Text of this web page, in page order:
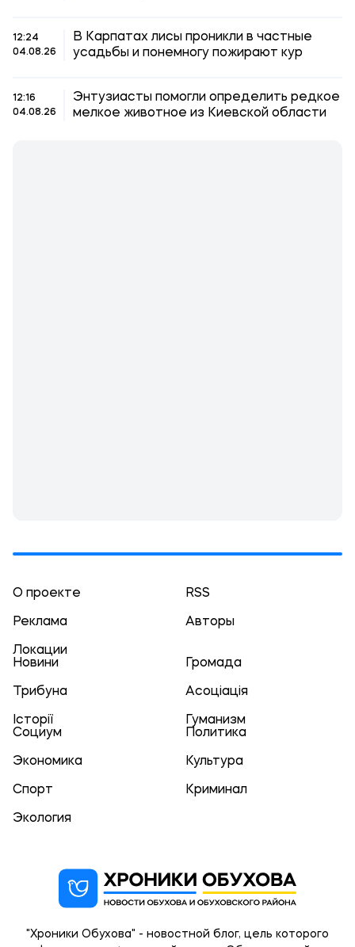
12:24
04.08.26
В Карпатах лисы проникли в частные
усадьбы и понемногу пожирают кур
12:16
04.08.26
Энтузиасты помогли определить редкое
мелкое животное из Киевской области
О проекте RSS
Реклама Авторы
Локации
Новини
Громада
Трибуна Асоціація
Історії
Гуманизм
Социум
Политика
Экономика Культура
Спорт Криминал
Экология
"Хроники Обухова" - новостной блог, цель которого